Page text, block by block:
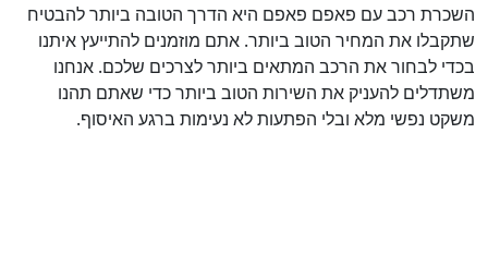
השכרת רכב עם פאפם פאפם היא הדרך הטובה ביותר להבטיח
שתקבלו את המחיר הטוב ביותר. אתם מוזמנים להתייעץ איתנו
בכדי לבחור את הרכב המתאים ביותר לצרכים שלכם. אנחנו
משתדלים להעניק את השירות הטוב ביותר כדי שאתם תהנו
משקט נפשי מלא ובלי הפתעות לא נעימות ברגע האיסוף.